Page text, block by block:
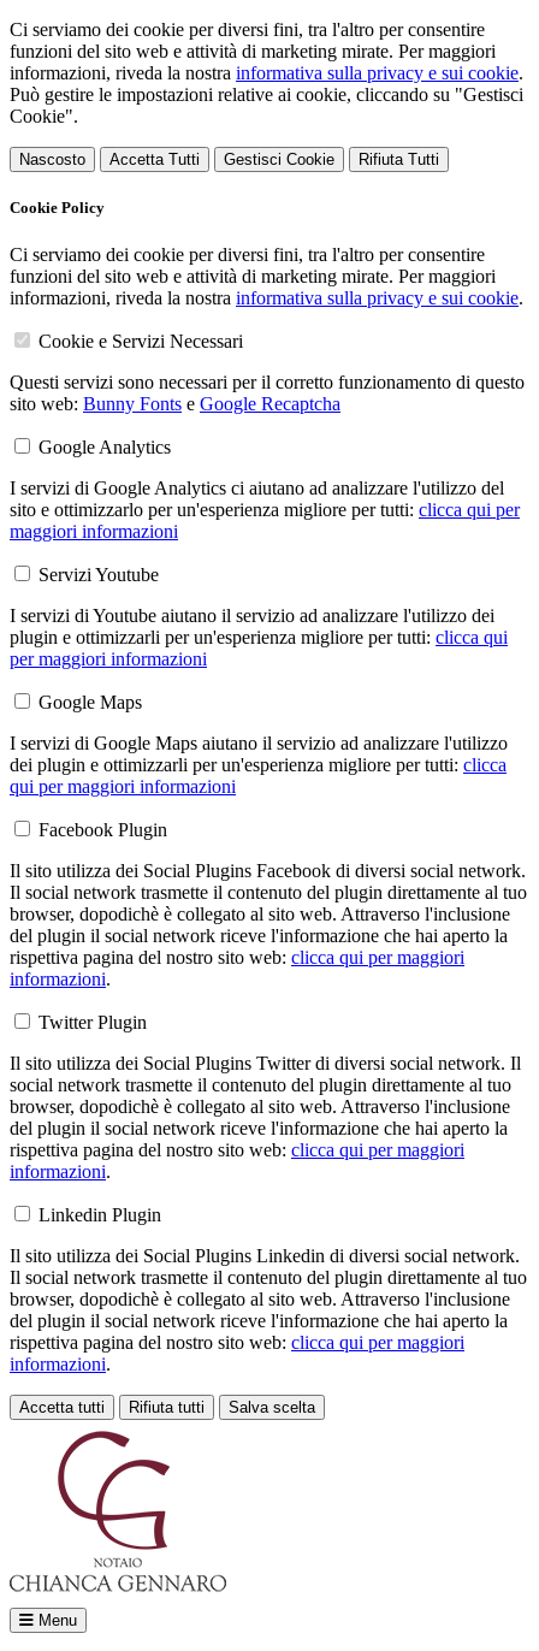
Ci serviamo dei cookie per diversi fini, tra l'altro per consentire
funzioni del sito web e attività di marketing mirate. Per maggiori
informazioni, riveda la nostra informativa sulla privacy e sui cookie.
Può gestire le impostazioni relative ai cookie, cliccando su "Gestisci
Cookie".
Nascosto Accetta Tutti Gestisci Cookie Rifiuta Tutti
Cookie Policy
Ci serviamo dei cookie per diversi fini, tra l'altro per consentire
funzioni del sito web e attività di marketing mirate. Per maggiori
informazioni, riveda la nostra informativa sulla privacy e sui cookie.
Cookie e Servizi Necessari
Questi servizi sono necessari per il corretto funzionamento di questo
sito web: Bunny Fonts e Google Recaptcha
Google Analytics
I servizi di Google Analytics ci aiutano ad analizzare l'utilizzo del
sito e ottimizzarlo per un'esperienza migliore per tutti: clicca qui per
maggiori informazioni
Servizi Youtube
I servizi di Youtube aiutano il servizio ad analizzare l'utilizzo dei
plugin e ottimizzarli per un'esperienza migliore per tutti: clicca qui
per maggiori informazioni
Google Maps
I servizi di Google Maps aiutano il servizio ad analizzare l'utilizzo
dei plugin e ottimizzarli per un'esperienza migliore per tutti: clicca
qui per maggiori informazioni
Facebook Plugin
Il sito utilizza dei Social Plugins Facebook di diversi social network.
Il social network trasmette il contenuto del plugin direttamente al tuo
browser, dopodichè è collegato al sito web. Attraverso l'inclusione
del plugin il social network riceve l'informazione che hai aperto la
rispettiva pagina del nostro sito web: clicca qui per maggiori
informazioni.
Twitter Plugin
Il sito utilizza dei Social Plugins Twitter di diversi social network. Il
social network trasmette il contenuto del plugin direttamente al tuo
browser, dopodichè è collegato al sito web. Attraverso l'inclusione
del plugin il social network riceve l'informazione che hai aperto la
rispettiva pagina del nostro sito web: clicca qui per maggiori
informazioni.
Linkedin Plugin
Il sito utilizza dei Social Plugins Linkedin di diversi social network.
Il social network trasmette il contenuto del plugin direttamente al tuo
browser, dopodichè è collegato al sito web. Attraverso l'inclusione
del plugin il social network riceve l'informazione che hai aperto la
rispettiva pagina del nostro sito web: clicca qui per maggiori
informazioni.
Accetta tutti Rifiuta tutti Salva scelta
Menu